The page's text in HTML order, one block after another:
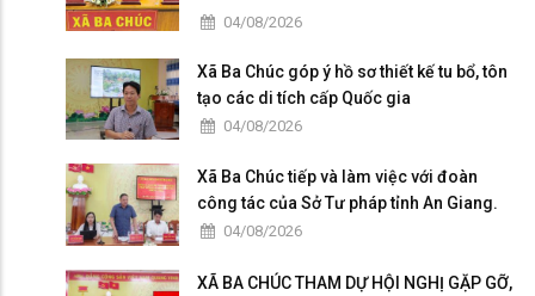
205004/08/2026
Xã Ba Chúc góp ý hồ sơ thiết kế tu bổ, tôn
tạo các di tích cấp Quốc gia
04/08/2026
Xã Ba Chúc tiếp và làm việc với đoàn
công tác của Sở Tư pháp tỉnh An Giang.
04/08/2026
XÃ BA CHÚC THAM DỰ HỘI NGHỊ GẶP GỠ,